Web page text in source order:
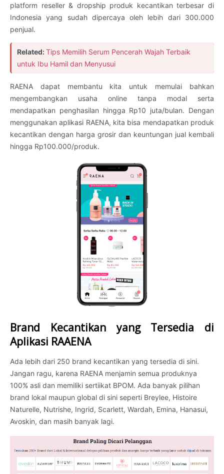
platform reseller & dropship produk kecantikan terbesar di
Indonesia yang sudah dipercaya oleh lebih dari 300.000
penjual.
Related:Tips Memilih Serum Pencerah Wajah Terbaik
untuk Ibu Hamil dan Menyusui
RAENA dapat membantu kita untuk memulai bahkan
mengembangkan usaha online tanpa modal serta
mendapatkan penghasilan hingga Rp10 juta/bulan. Dengan
menggunakan aplikasi RAENA, kita bisa mendapatkan produk
kecantikan dengan harga grosir dan keuntungan jual kembali
hingga Rp100.000/produk.
Brand Kecantikan yang Tersedia di
Aplikasi RAAENA
Ada lebih dari 250 brand kecantikan yang tersedia di sini.
Jangan ragu, karena RAENA menjamin semua produknya
100% asli dan memiliki sertiikat BPOM. Ada banyak pilihan
brand lokal maupun global di sini seperti Breylee, Histoire
Naturelle, Nutrishe, Ingrid, Scarlett, Wardah, Emina, Hanasui,
Avoskin, dan masih banyak lagi.